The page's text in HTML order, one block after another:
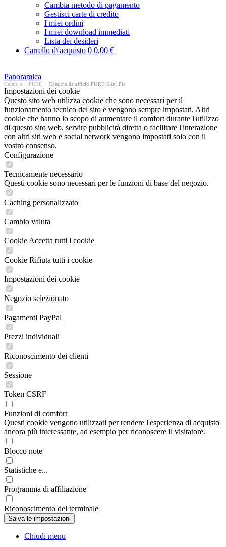
Cambia metodo di pagamento
Gestisci carte di credito
I miei ordini
I miei download immediati
Lista dei desideri
Carrello d\'acquisto 0 0,00 €
Panoramica
Camicie PURE Camicia da ufficio PURE Slim Fit
Impostazioni dei cookie
Questo sito web utilizza cookie che sono necessari per il
funzionamento tecnico del sito e vengono sempre impostati. Altri
cookie che hanno lo scopo di aumentare il comfort durante l'utilizzo
di questo sito web, servire pubblicità diretta o facilitare l'interazione
con altri siti web e social network vengono impostati solo con il
vostro consenso.
Configurazione
Tecnicamente necessario
Questi cookie sono necessari per le funzioni di base del negozio.
Caching personalizzato
Cambio valuta
Cookie Accetta tutti i cookie
Cookie Rifiuta tutti i cookie
Impostazioni dei cookie
Negozio selezionato
Pagamenti PayPal
Prezzi individuali
Riconoscimento dei clienti
Sessione
Token CSRF
Funzioni di comfort
Questi cookie vengono utilizzati per rendere l'esperienza di acquisto
ancora più interessante, ad esempio per riconoscere il visitatore.
Blocco note
Statistiche e...
Programma di affiliazione
Riconoscimento del terminale
Chiudi menu